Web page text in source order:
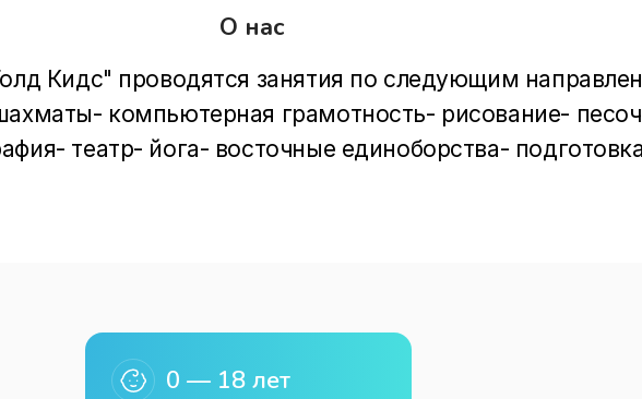
О нас
Кидс" проводятся занятия по следующим
компьютерная грамотность- рисование-
театр- йога- восточные единоборства-
музыкальные инструменты) - творческие мастерские
0 — 18 лет